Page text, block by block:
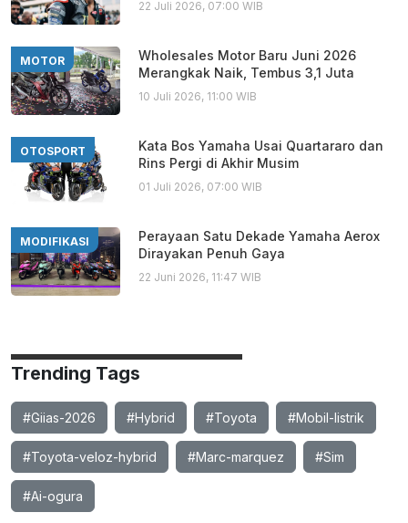
22 Juli 2026, 07:00 WIB
MOTOR
Wholesales Motor Baru Juni 2026
Merangkak Naik, Tembus 3,1 Juta
10 Juli 2026, 11:00 WIB
OTOSPORT
Kata Bos Yamaha Usai Quartararo dan
Rins Pergi di Akhir Musim
01 Juli 2026, 07:00 WIB
MODIFIKASI
Perayaan Satu Dekade Yamaha Aerox
Dirayakan Penuh Gaya
22 Juni 2026, 11:47 WIB
Trending Tags
#Giias-2026 #Hybrid #Toyota #Mobil-listrik
#Toyota-veloz-hybrid #Marc-marquez #Sim
#Ai-ogura